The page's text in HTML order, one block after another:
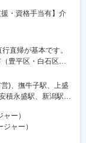
・資格手当有】介
直帰が基本です。
豊平区・白石区）
市／山形市／郡山
崎市／大宮市／習
甲府市・東海エリ
・関西エリア：大
山市／新宮市・中
)、撫牛子駅、上盛
積永盛駅、新潟駅、
母駅、市役所前駅
駅、岐阜駅、静岡
ー）
ャー）